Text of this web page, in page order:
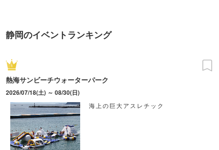
静岡のイベントランキング
熱海サンビーチウォーターパーク
2026/07/18(土) ～ 08/30(日)
海上の巨大アスレチック